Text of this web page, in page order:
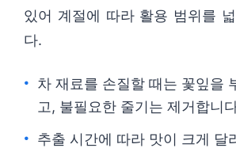
있어 계절에 따라 활용 범위를
다.
차 재료를 손질할 때는 꽃잎을
고, 불필요한 줄기는 제거합니
추출 시간에 따라 맛이 크게 달